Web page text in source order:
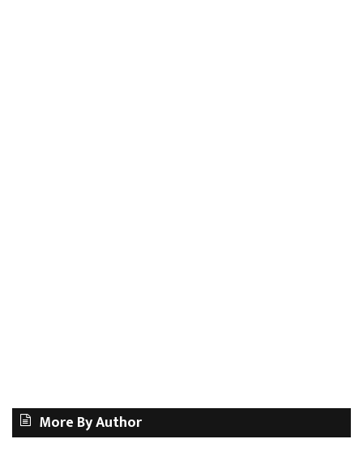
More By Author